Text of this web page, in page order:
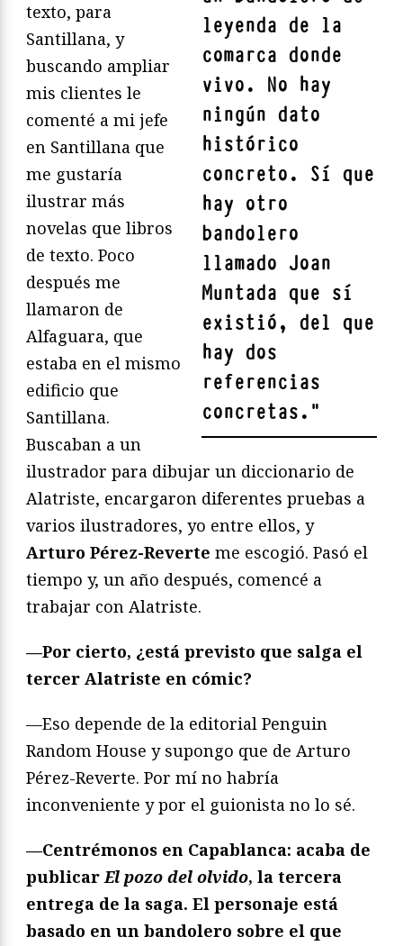
leyenda de la
comarca donde
vivo. No hay
ningún dato
histórico
concreto. Sí que
hay otro
bandolero
llamado Joan
Muntada que sí
existió, del que
hay dos
referencias
concretas. "
texto, para
Santillana, y
buscando ampliar
mis clientes le
comenté a mi jefe
en Santillana que
me gustaría
ilustrar más
novelas que libros
de texto. Poco
después me
llamaron de
Alfaguara, que
estaba en el mismo
edificio que
Santillana.
Buscaban a un
ilustrador para dibujar un diccionario de
Alatriste, encargaron diferentes pruebas a
varios ilustradores, yo entre ellos, y
Arturo Pérez-Reverte me escogió. Pasó el
tiempo y, un año después, comencé a
trabajar con Alatriste.
—Por cierto, ¿está previsto que salga el
tercer Alatriste en cómic?
—Eso depende de la editorial Penguin
Random House y supongo que de Arturo
Pérez-Reverte. Por mí no habría
inconveniente y por el guionista no lo sé.
—Centrémonos en Capablanca: acaba de
publicarEl pozo del olvido, la tercera
entrega de la saga. El personaje está
basado en un bandolero sobre el que